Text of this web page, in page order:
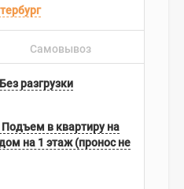
Самовывоз
разгрузки
в квартиру на
на 1 этаж (пронос не